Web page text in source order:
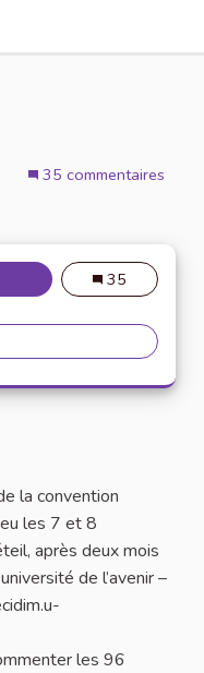
35 commentaires
DE LA CCE
35
la convention
les 7 et 8
après deux mois
de l’avenir –
les 96